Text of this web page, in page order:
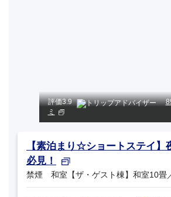
評価3.9
ミ
【素泊まり☆ショートステイ】
必見！
禁煙 和室【ザ・ゲスト棟】和室10畳